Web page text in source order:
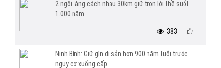
2 ngôi làng cách nhau 30km giữ trọn lời thề suốt
1.000 năm
383
Ninh Bình: Giữ gìn di sản hơn 900 năm tuổi trước
nguy cơ xuống cấp